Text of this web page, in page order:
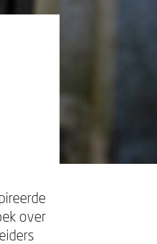
over